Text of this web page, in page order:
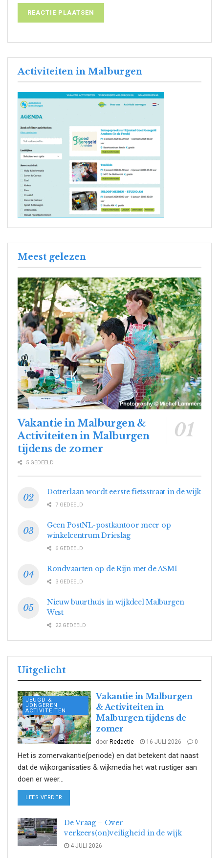
Activiteiten in Malburgen
Meest gelezen
Vakantie in Malburgen &
Activiteiten in Malburgen
tijdens de zomer
5 GEDEELD
Dotterlaan wordt eerste fietsstraat in de wijk
7 GEDEELD
Geen PostNL-postkantoor meer op
winkelcentrum Drieslag
6 GEDEELD
Rondvaarten op de Rijn met de ASM1
3 GEDEELD
Nieuw buurthuis in wijkdeel Malburgen
West
22 GEDEELD
Uitgelicht
JEUGD &
JONGEREN
ACTIVITEITEN
Vakantie in Malburgen
& Activiteiten in
Malburgen tijdens de
zomer
door Redactie 16 JULI 2026 0
Het is zomervakantie(periode) en dat betekent dat naast
dat de wijkorganisaties & wijkmedia het wat rustiger aan
doen er weer...
LEES VERDER
De Vraag – Over
verkeers(on)veiligheid in de wijk
4 JULI 2026